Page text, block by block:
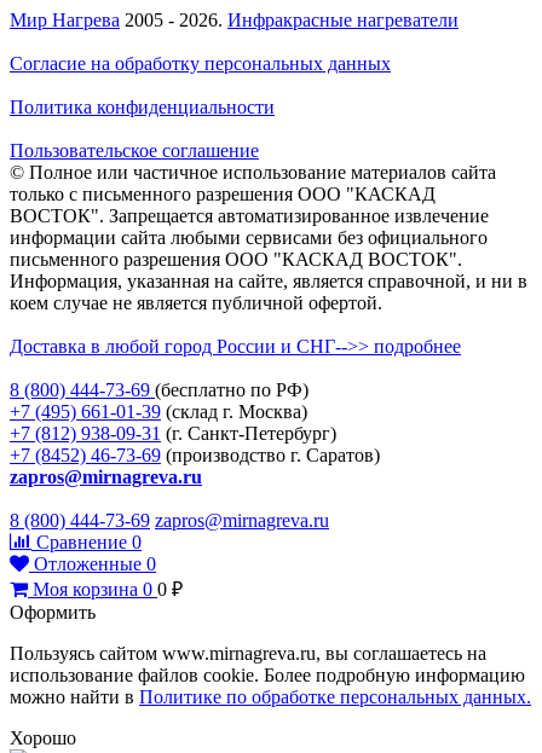
Мир Нагрева 2005 - 2026. Инфракрасные нагреватели
Согласие на обработку персональных данных
Политика конфиденциальности
Пользовательское соглашение
© Полное или частичное использование материалов сайта
только с письменного разрешения ООО "КАСКАД
ВОСТОК". Запрещается автоматизированное извлечение
информации сайта любыми сервисами без официального
письменного разрешения ООО "КАСКАД ВОСТОК".
Информация, указанная на сайте, является справочной, и ни в
коем случае не является публичной офертой.
Доставка в любой город России и СНГ-->> подробнее
8 (800) 444-73-69 (бесплатно по РФ)
+7 (495) 661-01-39 (склад г. Москва)
+7 (812) 938-09-31 (г. Санкт-Петербург)
+7 (8452) 46-73-69 (производство г. Саратов)
zapros@mirnagreva.ru
8 (800) 444-73-69 zapros@mirnagreva.ru
Сравнение 0
Отложенные 0
Моя корзина 0 0 ₽
Оформить
Пользуясь сайтом www.mirnagreva.ru, вы соглашаетесь на
использование файлов cookie. Более подробную информацию
можно найти в Политике по обработке персональных данных.
Хорошо